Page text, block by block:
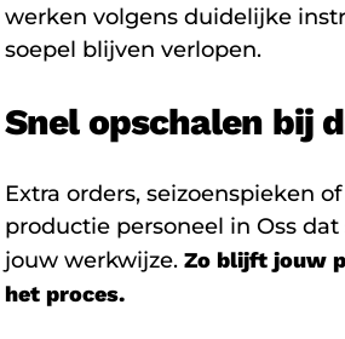
werken volgens duidelijke
soepel blijven verlopen.
Snel opschalen bij
Extra orders, seizoenspieken
productie personeel in Oss
jouw werkwijze. Zo blijft jouw
het proces.